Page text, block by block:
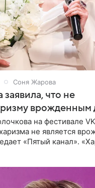
Соня Жарова
заявила, что не
врожденным
на фестивале
не является
«Пятый канал».